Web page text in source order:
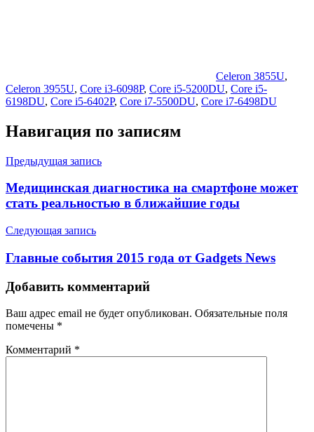
Celeron 3855U,
Celeron 3955U, Core i3-6098P, Core i5-5200DU, Core i5-
6198DU, Core i5-6402P, Core i7-5500DU, Core i7-6498DU
Навигация по записям
Предыдущая запись
Медицинская диагностика на смартфоне может
стать реальностью в ближайшие годы
Следующая запись
Главные события 2015 года от Gadgets News
Добавить комментарий
Ваш адрес email не будет опубликован. Обязательные поля
помечены *
Комментарий *